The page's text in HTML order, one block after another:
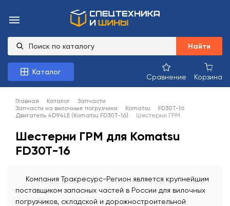
Найти
Каталог
Сравнение Корзина
Главная Каталог
Запчасти
Запчасти на вилочные погрузчики
Komatsu
FD30T-16
Двигатель 4D94LE (Komatsu FD30T-16)
Шестерни ГРМ
Шестерни ГРМ для Komatsu
FD30T-16
Компания Тракресурс-Регион является крупнейшим
поставщиком запасных частей в России для вилочных
погрузчиков, складской и дорожностроительной